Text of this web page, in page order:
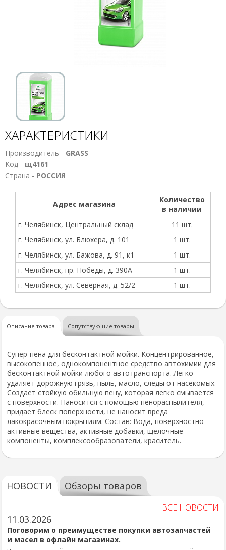
ХАРАКТЕРИСТИКИ
Производитель - GRASS
Код - щ4161
Страна - РОССИЯ
Адрес магазина
Количество
в наличии
г. Челябинск, Центральный склад
11 шт.
г. Челябинск, ул. Блюхера, д. 101
1 шт.
г. Челябинск, ул. Бажова, д. 91, к1
1 шт.
г. Челябинск, пр. Победы, д. 390А
1 шт.
г. Челябинск, ул. Северная, д. 52/2
1 шт.
Описание товара Сопутствующие товары
Супер-пена для бесконтактной мойки. Концентрированное,
высокопенное, однокомпонентное средство автохимии для
бесконтактной мойки любого автотранспорта. Легко
удаляет дорожную грязь, пыль, масло, следы от насекомых.
Создает стойкую обильную пену, которая легко смывается
с поверхности. Наносится с помощью пенораспылителя,
придает блеск поверхности, не наносит вреда
лакокрасочным покрытиям. Состав: Вода, поверхностно-
активные вещества, активные добавки, щелочные
компоненты, комплексообразователи, краситель.
НОВОСТИ Обзоры товаров
ВСЕ НОВОСТИ
11.03.2026
Поговорим о преимуществе покупки автозапчастей
и масел в офлайн магазинах.